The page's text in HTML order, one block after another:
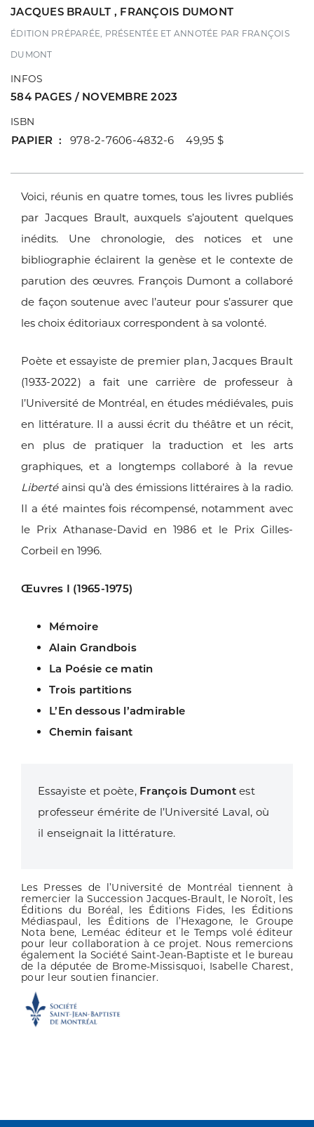
JACQUES BRAULT , FRANÇOIS DUMONT
ÉDITION PRÉPARÉE, PRÉSENTÉE ET ANNOTÉE PAR FRANÇOIS
DUMONT
INFOS
584 PAGES / NOVEMBRE 2023
ISBN
PAPIER 978-2-7606-4832-6 49,95 $
Voici, réunis en quatre tomes, tous les livres publiés
par Jacques Brault, auxquels s’ajoutent quelques
inédits. Une chronologie, des notices et une
bibliographie éclairent la genèse et le contexte de
parution des œuvres. François Dumont a collaboré
de façonsoutenue avec l’auteur pour s’assurer que
les choix éditoriaux correspondent à sa volonté.
Poète et essayiste de premier plan, Jacques Brault
(1933-2022) a fait une carrière de professeur à
l’Université de Montréal, en études médiévales, puis
en littérature. Il a aussi écrit du théâtre et un récit,
en plus de pratiquer la traduction et les arts
graphiques, et a longtemps collaboré à la revue
Libertéainsi qu’à des émissions littéraires à la radio.
Il a été maintes fois récompensé, notamment avec
le Prix Athanase-David en 1986 et le Prix Gilles-
Corbeil en 1996.
Œuvres I (1965-1975)
Mémoire
Alain Grandbois
La Poésie ce matin
Trois partitions
L’En dessous l’admirable
Chemin faisant
Essayiste et poète, François Dumontest
professeur émérite de l’Université Laval, où
il enseignait la littérature.
Les Presses de l’Université de Montréal tiennent à
remercier la Succession Jacques-Brault, le Noroît, les
Éditions du Boréal, les Éditions Fides, les Éditions
Médiaspaul, les Éditions de l’Hexagone, le Groupe
Nota bene, Leméac éditeur et le Temps volé éditeur
pour leur collaboration à ce projet. Nous remercions
également la Société Saint-Jean-Baptiste et le bureau
de la députée de Brome-Missisquoi, Isabelle Charest,
pour leur soutien financier.